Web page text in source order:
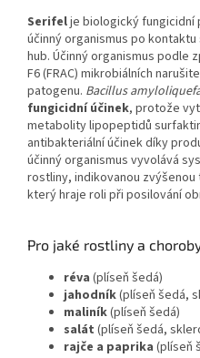
Serifelje biologický
účinný organismus po
hub. Účinný organismus podle
F6 (FRAC) mikrobiálních
patogenu. Bacillus
fungicidní účinek, protože
metabolity lipopeptidů
antibakteriální účinek díky
účinný organismus vyvolává
rostliny, indikovanou
který hraje roli při posilování
Pro jaké rostliny a
réva (plíseň šedá)
jahodník(plíseň šedá,
maliník(plíseň šedá)
salát (plíseň šedá,
rajče a paprika (plíseň